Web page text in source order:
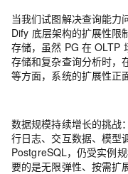
当我们试图解决查询能力
Dify 底层架构的扩展性限
存储，虽然 PG 在 OLTP
存储和复杂查询分析时，
等方面，系统的扩展性正
数据规模持续增长的挑战：
行日志、交互数据、模型
PostgreSQL，仍受实例
要的是无限弹性、按需扩